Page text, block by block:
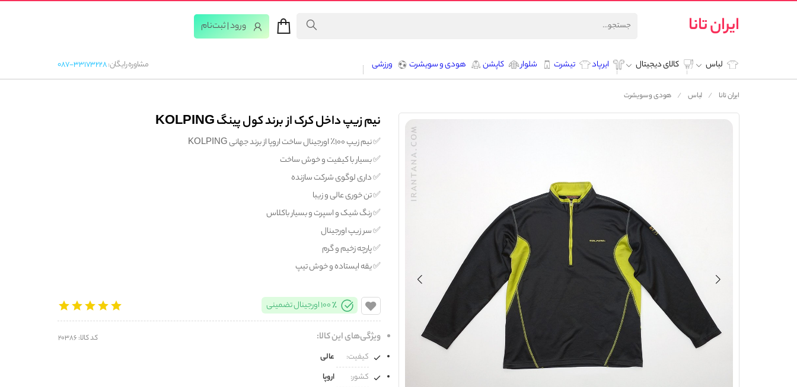
ایران تانا ورود | ثبت‌‌نام
لباس کالای دیجیتال ایرپاد تیشرت شلوار کاپشن هودی و سویشرت ورزشی مشاوره رایگان:087-33173228
ایران تانا لباس هودی و سویشرت
نیم زیپ داخل کرک از برند کول پینگ KOLPING
✅️ نیم زیپ ۱۰۰٪ اورجینال ساخت اروپا از برند جهانی KOLPING
✅️ بسیار با کیفیت و خوش ساخت
✅️ داری لوگوی شرکت سازنده
✅️ تن خوری عالی و زیبا
✅️ رنگ شیک و اسپرت و بسیار باکلاس
✅️ سر زیپ اورجینال
✅️ پارچه زخیم و گرم
✅️ یقه ایستاده و خوش تیپ
100% اورجینال تضمینی
ویژگی‌های این کالا: کد کالا: 20386
کیفیت:
عالی
کشور:
اروپا